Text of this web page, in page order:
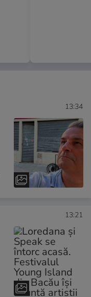
13:34
13:21